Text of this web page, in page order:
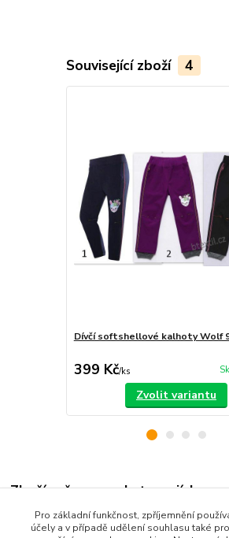
Související zboží 4
Dívčí softshellové kalhoty Wolf
399 Kč/ks
Zvolit variantu
Zboží zařazeno v kategoriích
Dětské oblečení
Pro základní funkčnost, zpříjemnění
účely a v případě udělení souhlasu také